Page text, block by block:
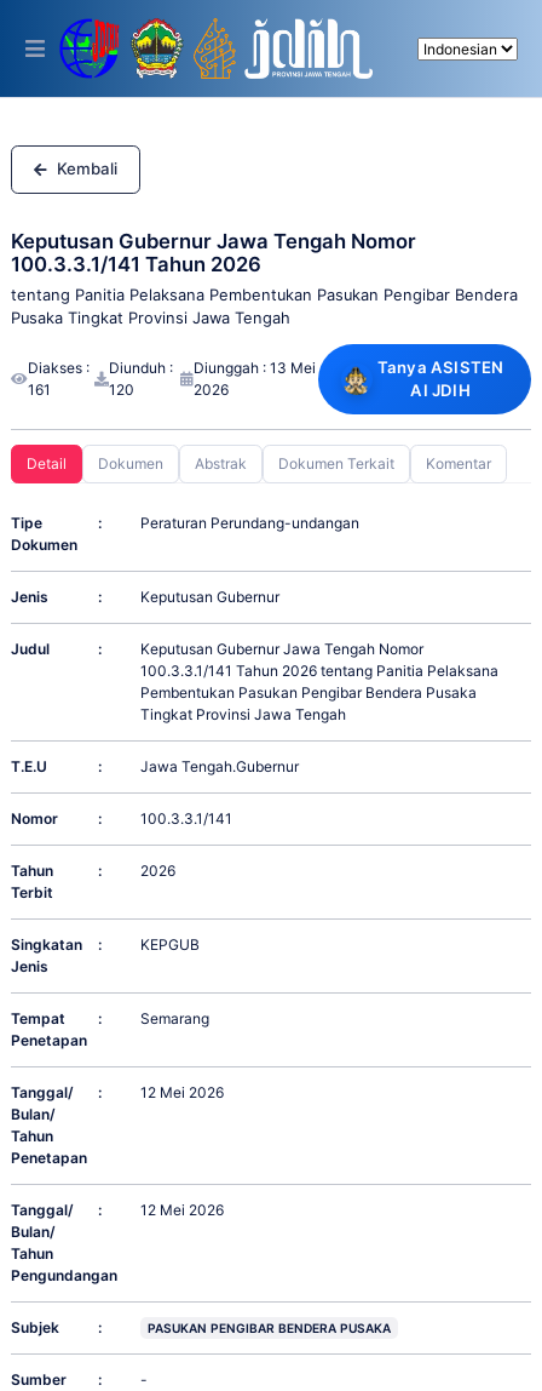
This
includes
accessibility
system.
Kembali
Keputusan Gubernur Jawa Tengah Nomor
100.3.3.1/141 Tahun 2026
tentang Panitia Pelaksana Pembentukan Pasukan Pengibar Bendera
Pusaka Tingkat Provinsi Jawa Tengah
Diakses :
161
Diunduh :
120
Diunggah : 13 Mei
2026
Tanya ASISTEN
AI JDIH
Detail Dokumen Abstrak Dokumen Terkait Komentar
Tipe
Dokumen
: Peraturan Perundang-undangan
Jenis : Keputusan Gubernur
Judul :
Keputusan Gubernur Jawa Tengah Nomor
100.3.3.1/141 Tahun 2026 tentang Panitia Pelaksana
Pembentukan Pasukan Pengibar Bendera Pusaka
Tingkat Provinsi Jawa Tengah
T.E.U : Jawa Tengah.Gubernur
Nomor : 100.3.3.1/141
Tahun
Terbit
: 2026
Singkatan
Jenis
: KEPGUB
Tempat
Penetapan
: Semarang
Tanggal/
Bulan/
Tahun
Penetapan
: 12 Mei 2026
Tanggal/
Bulan/
Tahun
Pengundangan
: 12 Mei 2026
Subjek : PASUKAN PENGIBAR BENDERA PUSAKA
Sumber : -